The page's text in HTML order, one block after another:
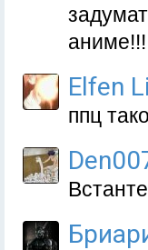
Elfen
ппц